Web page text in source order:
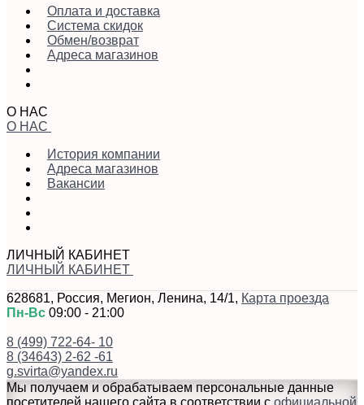
Оплата и доставка
Система скидок
Обмен/возврат
Адреса магазинов
О НАС
О НАС
История компании
Адреса магазинов
Вакансии
ЛИЧНЫЙ КАБИНЕТ
ЛИЧНЫЙ КАБИНЕТ
628681, Россия, Мегион, Ленина, 14/1, Карта проезда
Пн-Вс 09:00 - 21:00
8 (499) 722-64- 10
8 (34643) 2-62 -61
g.svirta@yandex.ru
Мы получаем и обрабатываем персональные данные